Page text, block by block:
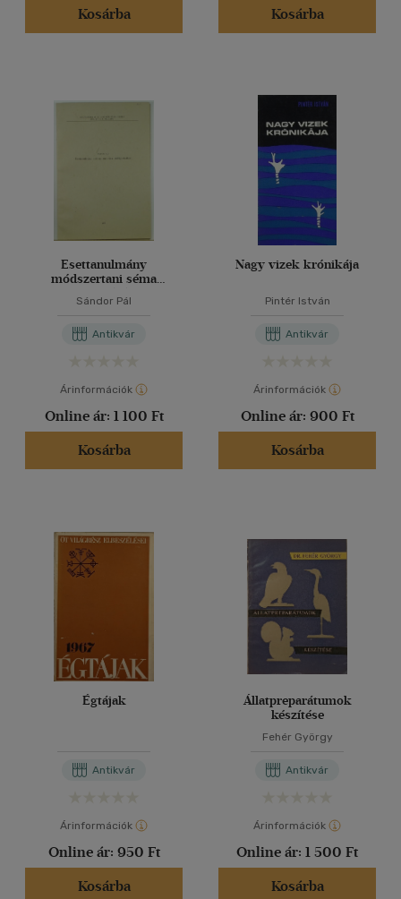
Kosárba
Kosárba
Esettanulmány
módszertani séma
Sándor Pál
Antikvár
Árinformációk
Online ár: 1 100 Ft
Kosárba
Nagy vizek krónikája
Pintér István
Antikvár
Árinformációk
Online ár: 900 Ft
Kosárba
Égtájak
Antikvár
Árinformációk
Online ár: 950 Ft
Kosárba
Állatpreparátumok
készítése
Fehér György
Antikvár
Árinformációk
Online ár: 1 500 Ft
Kosárba